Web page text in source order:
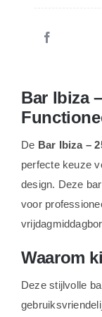
Bar Ibiza
De Bar Ibiza –
perfecte keuze
design. Deze
voor
Waarom
Deze stijlvolle